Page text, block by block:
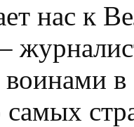
нас к
в
самых